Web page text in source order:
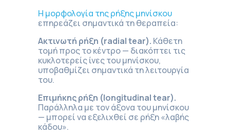
Η μορφολογία της ρήξης μηνίσκου
επηρεάζει σημαντικά τη θεραπεία:
Ακτινωτή ρήξη (radial tear). Κάθετη
τομή προς το κέντρο — διακόπτει τις
κυκλοτερείς ίνες του μηνίσκου,
υποβαθμίζει σημαντικά τη λειτουργία
του.
Επιμήκης ρήξη (longitudinal tear).
Παράλληλα με τον άξονα του μηνίσκου
— μπορεί να εξελιχθεί σε ρήξη «λαβής
κάδου».